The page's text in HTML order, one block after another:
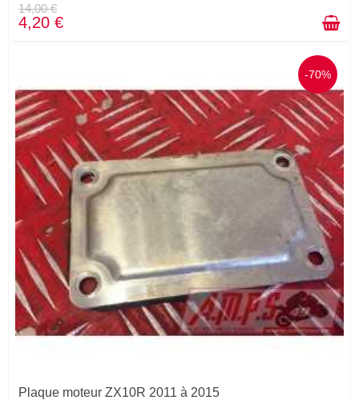
14,00 €
4,20 €
-70%
Plaque moteur ZX10R 2011 à 2015